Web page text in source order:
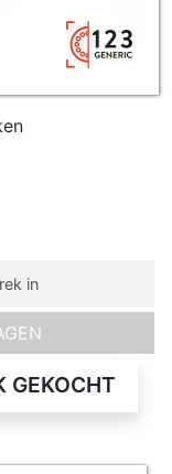
in
GEKOCHT